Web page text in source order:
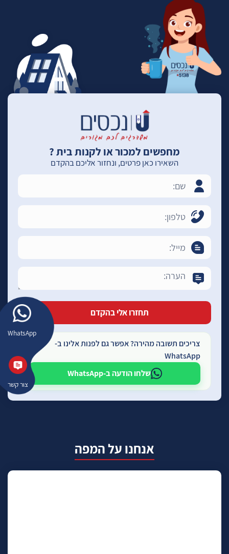
WhatsApp
צור קשר
מחפשים למכור או לקנות בית ?
השאירו כאן פרטים, ונחזור אליכם בהקדם
צריכים תשובה מהירה? אפשר גם לפנות אלינו ב-
WhatsApp
שלחו הודעה ב-WhatsApp
אנחנו על המפה